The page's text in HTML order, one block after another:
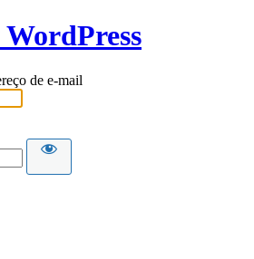
de e-mail